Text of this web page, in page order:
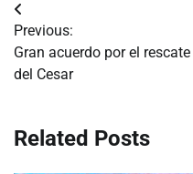
Navegación
de
entradas
Previous:
Gran acuerdo por el rescate
del Cesar
Related Posts